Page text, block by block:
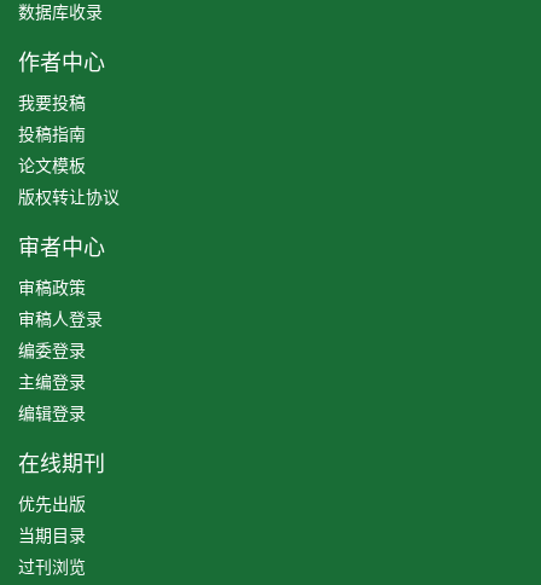
数据库收录
作者中心
我要投稿
投稿指南
论文模板
版权转让协议
审者中心
审稿政策
审稿人登录
编委登录
主编登录
编辑登录
在线期刊
优先出版
当期目录
过刊浏览